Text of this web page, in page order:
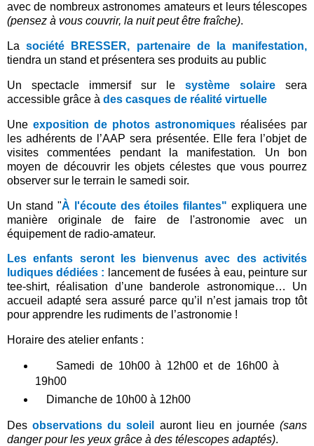
avec de nombreux astronomes amateurs et leurs télescopes
(pensez à vous couvrir, la nuit peut être fraîche).
Lasociété BRESSER, partenaire de la manifestation,
tiendra un stand et présentera ses produits au public
Un spectacle immersif sur le système solaire sera
accessible grâce à des casques de réalité virtuelle
Une exposition de photos astronomiques réalisées par
les adhérents de l’AAP sera présentée. Elle fera l’objet de
visites commentées pendant la manifestation. Un bon
moyen de découvrir les objets célestes que vous pourrez
observer sur le terrain le samedi soir.
Un stand "À l'écoute des étoiles filantes" expliquera une
manière originale de faire de l'astronomie avec un
équipement de radio-amateur.
Les enfants seront les bienvenus avec des activités
ludiques dédiées : lancement de fusées à eau, peinture sur
tee-shirt, réalisation d’une banderole astronomique… Un
accueil adapté sera assuré parce qu’il n’est jamais trop tôt
pour apprendre les rudiments de l’astronomie !
Horaire des atelier enfants :
Samedi de 10h00 à 12h00 et de 16h00 à
19h00
Dimanche de 10h00 à 12h00
Desobservations du soleil auront lieu en journée (sans
danger pour les yeux grâce à des télescopes adaptés).